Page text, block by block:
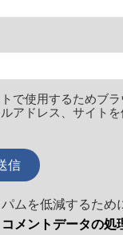
で使用するためブ
アドレス、サイトを
ムを低減するため
コメントデータの処